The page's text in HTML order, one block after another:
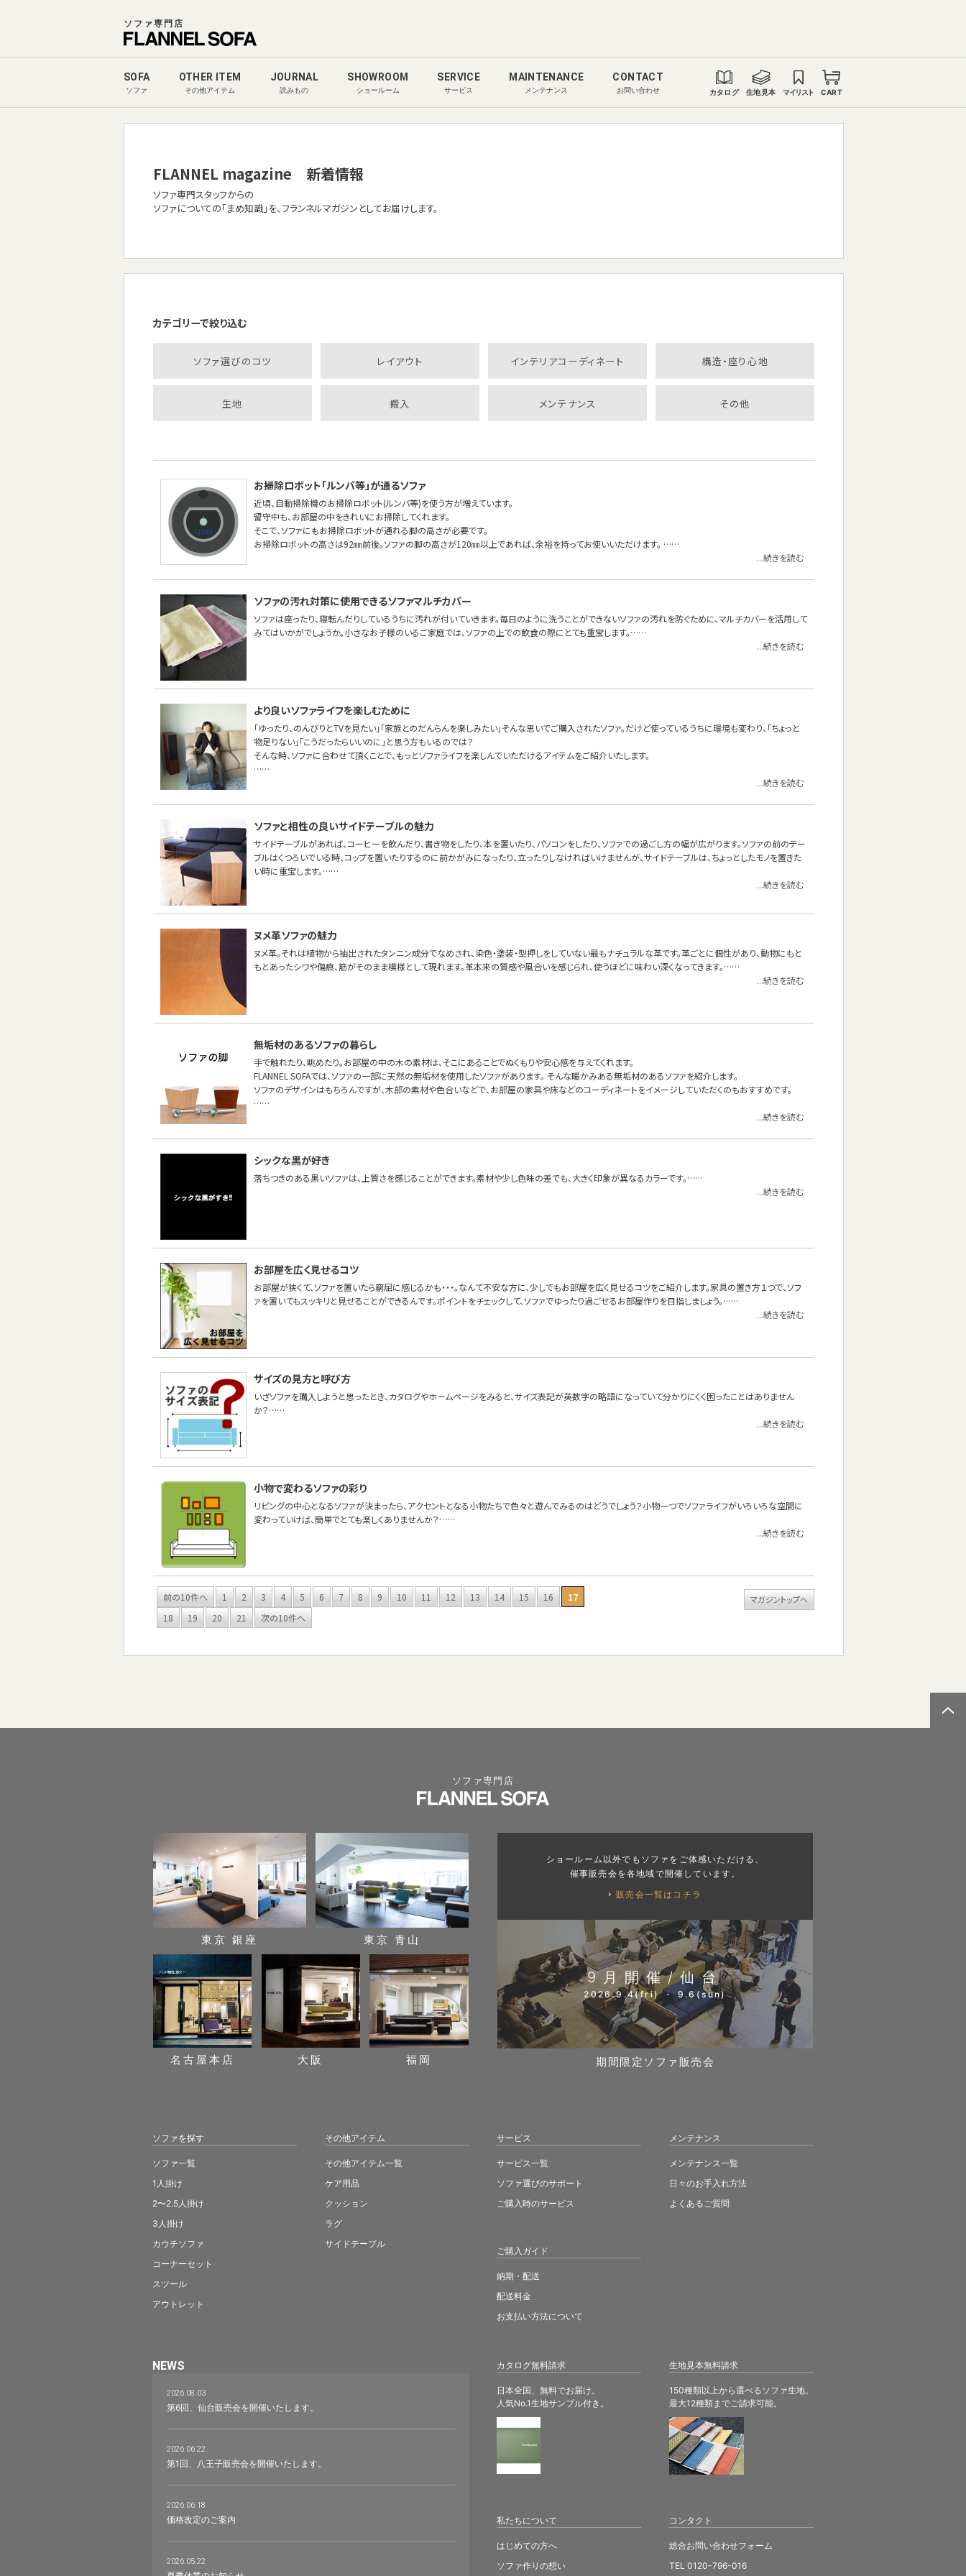
ソファ専門店
SOFA
ソファ
OTHER ITEM
その他アイテム
JOURNAL
読みもの
SHOWROOM
ショールーム
SERVICE
サービス
MAINTENANCE
メンテナンス
CONTACT
お問い合わせ カタログ 生地見本 マイリスト CART
FLANNEL magazine 新着情報
ソファ専門スタッフからの
ソファについての「まめ知識」を、フランネルマガジンとしてお届けします。
カテゴリーで絞り込む
ソファ選びのコツ レイアウト インテリアコーディネート 構造・座り心地
生地 搬入 メンテナンス その他
お掃除ロボット「ルンバ等」が通るソファ
近頃、自動掃除機のお掃除ロボット(ルンバ等)を使う方が増えています。
留守中も、お部屋の中をきれいにお掃除してくれます。
そこで、ソファにもお掃除ロボットが通れる脚の高さが必要です。
お掃除ロボットの高さは92㎜前後。ソファの脚の高さが120㎜以上であれば、余裕を持ってお使いいただけます。 ……
...続きを読む
ソファの汚れ対策に使用できるソファマルチカバー
ソファは座ったり、寝転んだりしているうちに汚れが付いていきます。毎日のように洗うことができないソファの汚れを防ぐために、マルチカバーを活用して
みてはいかがでしょうか。小さなお子様のいるご家庭では、ソファの上での飲食の際にとても重宝します。……
...続きを読む
より良いソファライフを楽しむために
「ゆったり、のんびりとTVを見たい」「家族とのだんらんを楽しみたい」そんな思いでご購入されたソファ。だけど使っているうちに環境も変わり、「ちょっと
物足りない」「こうだったらいいのに」と思う方もいるのでは？
そんな時、ソファに合わせて頂くことで、もっとソファライフを楽しんでいただけるアイテムをご紹介いたします。
……
...続きを読む
ソファと相性の良いサイドテーブルの魅力
サイドテーブルがあれば、コーヒーを飲んだり、書き物をしたり、本を置いたり、パソコンをしたり、ソファでの過ごし方の幅が広がります。ソファの前のテー
ブルはくつろいでいる時、コップを置いたりするのに前かがみになったり、立ったりしなければいけませんが、サイドテーブルは、ちょっとしたモノを置きた
い時に重宝します。……
...続きを読む
ヌメ革ソファの魅力
ヌメ革。それは植物から抽出されたタンニン成分でなめされ、染色・塗装・型押しをしていない最もナチュラルな革です。革ごとに個性があり、動物にもと
もとあったシワや傷痕、筋がそのまま模様として現れます。革本来の質感や風合いを感じられ、使うほどに味わい深くなってきます。……
...続きを読む
無垢材のあるソファの暮らし
手で触れたり、眺めたり。お部屋の中の木の素材は、そこにあることでぬくもりや安心感を与えてくれます。
FLANNEL SOFAでは、ソファの一部に天然の無垢材を使用したソファがあります。 そんな暖かみある無垢材のあるソファを紹介します。
ソファのデザインはもちろんですが、木部の素材や色合いなどで、お部屋の家具や床などのコーディネートをイメージしていただくのもおすすめです。
……
...続きを読む
シックな黒が好き
落ちつきのある黒いソファは、上質さを感じることができます。素材や少し色味の差でも、大きく印象が異なるカラーです。……
...続きを読む
お部屋を広く見せるコツ
お部屋が狭くて、ソファを置いたら窮屈に感じるかも・・・。なんて不安な方に、少しでもお部屋を広く見せるコツをご紹介します。家具の置き方１つで、ソフ
ァを置いてもスッキリと見せることができるんです。ポイントをチェックして、ソファでゆったり過ごせるお部屋作りを目指しましょう。……
...続きを読む
サイズの見方と呼び方
いざソファを購入しようと思ったとき、カタログやホームページをみると、サイズ表記が英数字の略語になっていて分かりにくく困ったことはありません
か？……
...続きを読む
小物で変わるソファの彩り
リビングの中心となるソファが決まったら、アクセントとなる小物たちで色々と遊んでみるのはどうでしょう？小物一つでソファライフがいろいろな空間に
変わっていけば、簡単でとても楽しくありませんか？……
...続きを読む
前の10件へ 1 2 3 4 5 6 7 8 9 10 11 12 13 14 15 16
17
18
19 20 21 次の10件へ
マガジントップへ
ソファ専門店
カタログ無料請求
日本全国、無料でお届け。
人気No.1生地サンプル付き。
生地見本無料請求
150種類以上から選べるソファ生地。
最大12種類までご請求可能。
東京 銀座 東京 青山
名古屋本店 大阪 福岡
ショールーム以外でもソファをご体感いただける、
催事販売会を各地域で開催しています。
販売会一覧はコチラ
9月開催/仙台
2026.9.4(fri) ・ 9.6(sun)
期間限定ソファ販売会
ソファを探す
ソファ一覧
1人掛け
2〜2.5人掛け
3人掛け
カウチソファ
コーナーセット
スツール
アウトレット
その他アイテム
その他アイテム一覧
ケア用品
クッション
ラグ
サイドテーブル
サービス
サービス一覧
ソファ選びのサポート
ご購入時のサービス
ご購入ガイド
納期・配送
配送料金
お支払い方法について
メンテナンス
メンテナンス一覧
日々のお手入れ方法
よくあるご質問
NEWS
2026.08.03
第6回、仙台販売会を開催いたします。
2026.06.22
第1回、八王子販売会を開催いたします。
2026.06.18
価格改定のご案内
2026.05.22
私たちについて
はじめての方へ
ソファ作りの想い
コンタクト
総合お問い合わせフォーム
TEL 0120-796-016